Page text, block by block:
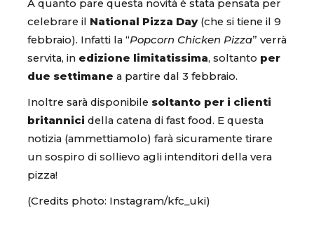
A quanto pare questa novità è stata pensata per
celebrare il National Pizza Day(che si tiene il 9
febbraio). Infatti la “Popcorn Chicken Pizza” verrà
servita, in edizione limitatissima, soltanto per
due settimane a partire dal 3 febbraio.
Inoltre sarà disponibile soltanto per i clienti
britannici della catena di fast food. E questa
notizia (ammettiamolo) farà sicuramente tirare
un sospiro di sollievo agli intenditori della vera
pizza!
(Credits photo: Instagram/kfc_uki)